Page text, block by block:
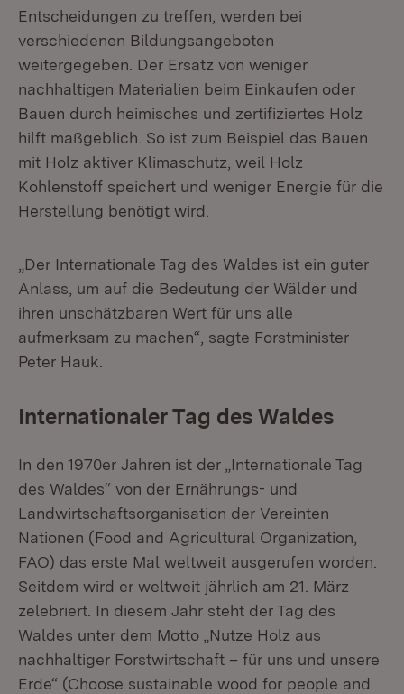
Entscheidungen zu treffen, werden bei
verschiedenen Bildungsangeboten
weitergegeben. Der Ersatz von weniger
nachhaltigen Materialien beim Einkaufen oder
Bauen durch heimisches und zertifiziertes Holz
hilft maßgeblich. So ist zum Beispiel das Bauen
mit Holz aktiver Klimaschutz, weil Holz
Kohlenstoff speichert und weniger Energie für die
Herstellung benötigt wird.
„Der Internationale Tag des Waldes ist ein guter
Anlass, um auf die Bedeutung der Wälder und
ihren unschätzbaren Wert für uns alle
aufmerksam zu machen“, sagte Forstminister
Peter Hauk.
Internationaler Tag des Waldes
In den 1970er Jahren ist der „Internationale Tag
des Waldes“ von der Ernährungs- und
Landwirtschaftsorganisation der Vereinten
Nationen (Food and Agricultural Organization,
FAO) das erste Mal weltweit ausgerufen worden.
Seitdem wird er weltweit jährlich am 21. März
zelebriert. In diesem Jahr steht der Tag des
Waldes unter dem Motto „Nutze Holz aus
nachhaltiger Forstwirtschaft – für uns und unsere
Erde“ (Choose sustainable wood for people and